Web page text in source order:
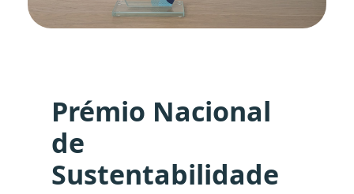
Prémio Nacional
de
Sustentabilidade